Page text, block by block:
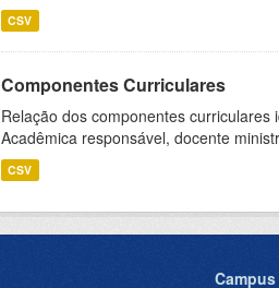
CSV
Componentes Curriculares
Relação dos componentes
Acadêmica responsável, docente
CSV